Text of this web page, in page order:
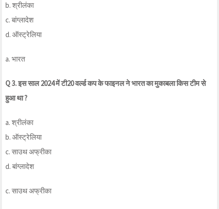
b. श्रीलंका
c. बांग्लादेश
d. ऑस्ट्रेलिया
a. भारत
Q 3. इस साल 2024 में टी20 वर्ल्ड कप के फाइनल ने भारत का मुकाबला किस टीम से
हुआ था ?
a. श्रीलंका
b. ऑस्ट्रेलिया
c. साउथ अफ्रीका
d. बांग्लादेश
c. साउथ अफ्रीका